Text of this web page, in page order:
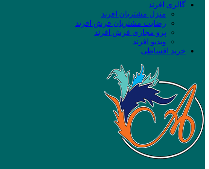
گالری افرند
منزل مشتریان افرند
رضایت مشتریان فرش افرند
پرو مجازی فرش افرند
ویدیو افرند
خرید اقساطی